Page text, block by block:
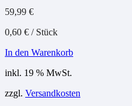
59,99 €
0,60 € / Stück
In den Warenkorb
inkl. 19 % MwSt.
zzgl. Versandkosten